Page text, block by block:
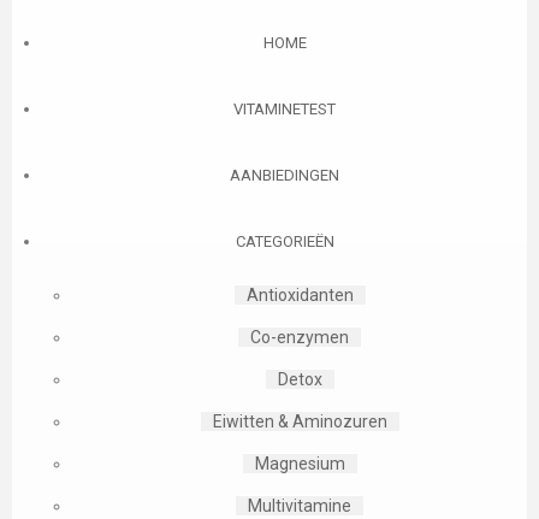
HOME
VITAMINETEST
AANBIEDINGEN
CATEGORIEËN
Antioxidanten
Co-enzymen
Detox
Eiwitten & Aminozuren
Magnesium
Multivitamine